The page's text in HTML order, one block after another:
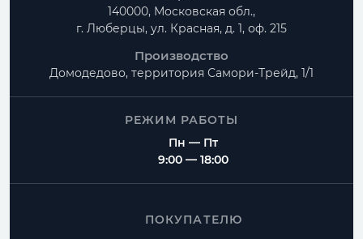
140000, Московская обл.,
г. Люберцы, ул. Красная, д. 1, оф. 215
Производство
Домодедово, территория Самори-Трейд, 1/1
РЕЖИМ РАБОТЫ
Пн — Пт
9:00 — 18:00
ПОКУПАТЕЛЮ